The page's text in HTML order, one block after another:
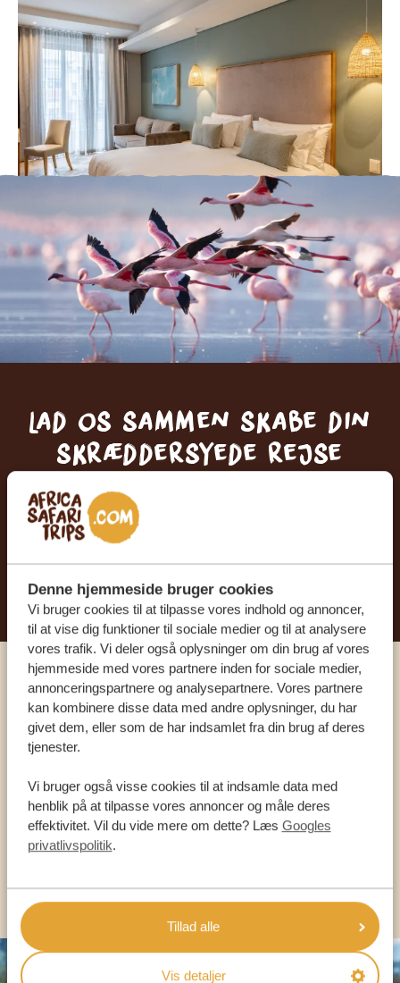
Denne hjemmeside bruger cookies
Vi bruger cookies til at tilpasse vores indhold og annoncer,
til at vise dig funktioner til sociale medier og til at analysere
vores trafik. Vi deler også oplysninger om din brug af vores
hjemmeside med vores partnere inden for sociale medier,
annonceringspartnere og analysepartnere. Vores partnere
kan kombinere disse data med andre oplysninger, du har
givet dem, eller som de har indsamlet fra din brug af deres
tjenester.
Vi bruger også visse cookies til at indsamle data med
henblik på at tilpasse vores annoncer og måle deres
effektivitet. Vil du vide mere om dette? Læs Googles
privatlivspolitik.
Tillad alle
Vis detaljer
Lad os sammen skabe din
skræddersyede rejse
FÅ ET GRATIS OG UFORPLIGTENDE TILBUD
BEGYND AT PLANLÆGGE DIN
Ring til en ekspert
VORES SPECIALISTER ER HER FOR AT
DA:+45 89 88 83 62
KONTAKT OS